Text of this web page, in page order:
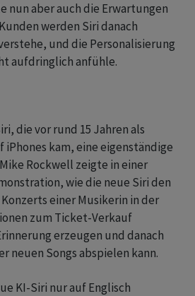
nun aber auch die Erwartungen
werden Siri danach
und die Personalisierung
aufdringlich anfühle.
die vor rund 15 Jahren als
iPhones kam, eine eigenständige
Rockwell zeigte in einer
wie die neue Siri den
einer Musikerin in der
zum Ticket-Verkauf
erzeugen und danach
neuen Songs abspielen kann.
KI-Siri nur auf Englisch